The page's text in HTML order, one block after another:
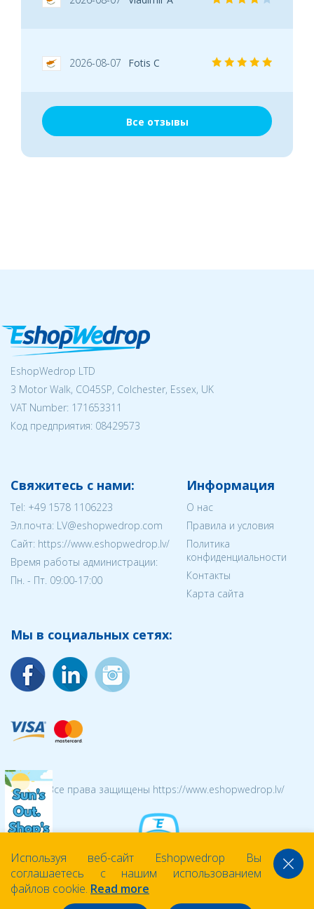
2026-08-07 Fotis C
Все отзывы
EshopWedrop LTD
3 Motor Walk, CO45SP, Colchester, Essex, UK
VAT Number: 171653311
Код предприятия: 08429573
Свяжитесь с нами:
Tel: +49 1578 1106223
Эл.почта: LV@eshopwedrop.com
Cайт: https://www.eshopwedrop.lv/
Время работы администрации:
Пн. - Пт. 09:00-17:00
Информация
О нас
Правила и условия
Политика
конфиденциальности
Контакты
Карта сайта
Мы в социальных сетях:
© 2026 Все права защищены https://www.eshopwedrop.lv/
Используя веб-сайт Eshopwedrop Вы
соглашаетесь с нашим использованием
файлов cookie. Read more